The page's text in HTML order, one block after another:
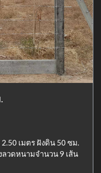
เมตร ฝังดิน 50 ซม.
ลวดหนามจำนวน 9 เส้น